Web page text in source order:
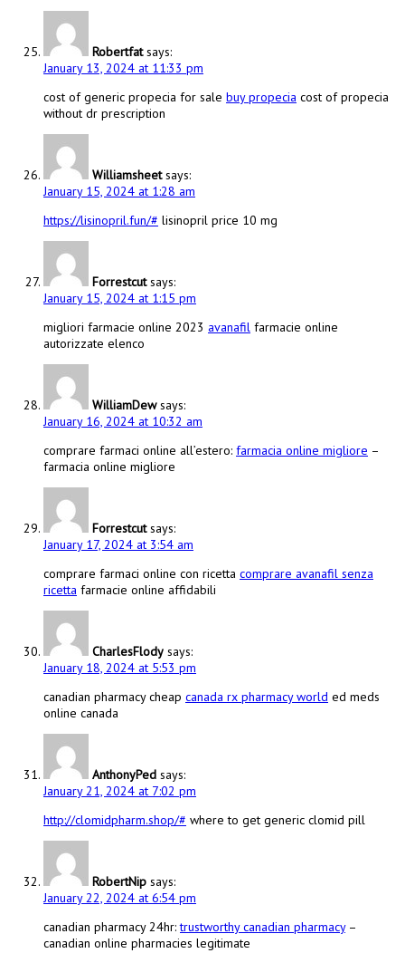
Robertfat says:
January 13, 2024 at 11:33 pm
cost of generic propecia for sale buy propecia cost of propecia
without dr prescription
Williamsheet says:
January 15, 2024 at 1:28 am
https://lisinopril.fun/# lisinopril price 10 mg
Forrestcut says:
January 15, 2024 at 1:15 pm
migliori farmacie online 2023 avanafil farmacie online
autorizzate elenco
WilliamDew says:
January 16, 2024 at 10:32 am
comprare farmaci online all’estero: farmacia online migliore –
farmacia online migliore
Forrestcut says:
January 17, 2024 at 3:54 am
comprare farmaci online con ricetta comprare avanafil senza
ricetta farmacie online affidabili
CharlesFlody says:
January 18, 2024 at 5:53 pm
canadian pharmacy cheap canada rx pharmacy world ed meds
online canada
AnthonyPed says:
January 21, 2024 at 7:02 pm
http://clomidpharm.shop/# where to get generic clomid pill
RobertNip says:
January 22, 2024 at 6:54 pm
canadian pharmacy 24hr:trustworthy canadian pharmacy–
canadian online pharmacies legitimate